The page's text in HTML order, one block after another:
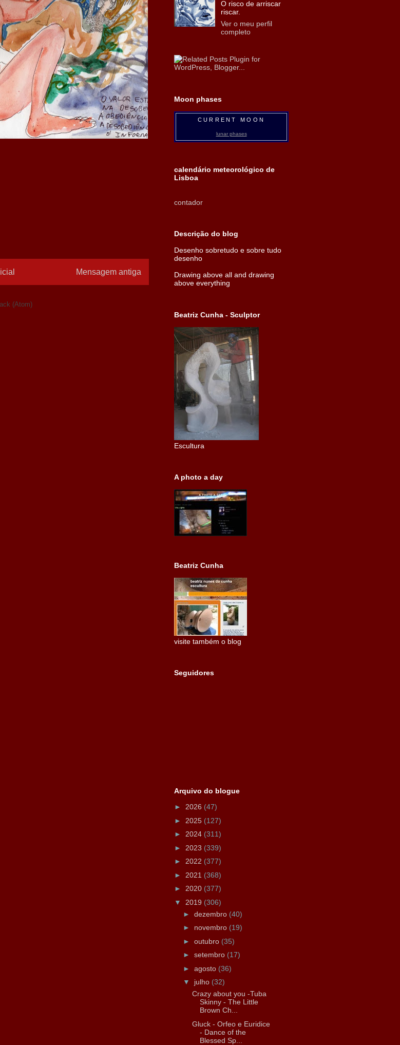
Mensagem antiga
(Atom)
O risco de arriscar
riscar.
Ver o meu perfil
completo
Moon phases
CURRENT MOON
lunar phases
calendário meteorológico de
Lisboa
contador
Descrição do blog
Desenho sobretudo e sobre tudo
desenho
Drawing above all and drawing
above everything
Beatriz Cunha - Sculptor
Escultura
A photo a day
Beatriz Cunha
visite também o blog
Seguidores
Arquivo do blogue
► 2026 (47)
► 2025 (127)
► 2024 (311)
► 2023 (339)
► 2022 (377)
► 2021 (368)
► 2020 (377)
▼ 2019 (306)
► dezembro (40)
► novembro (19)
► outubro (35)
► setembro (17)
► agosto (36)
▼ julho (32)
Crazy about you -Tuba
Skinny - The Little
Brown Ch...
Gluck - Orfeo e Euridice
- Dance of the
Blessed Sp...